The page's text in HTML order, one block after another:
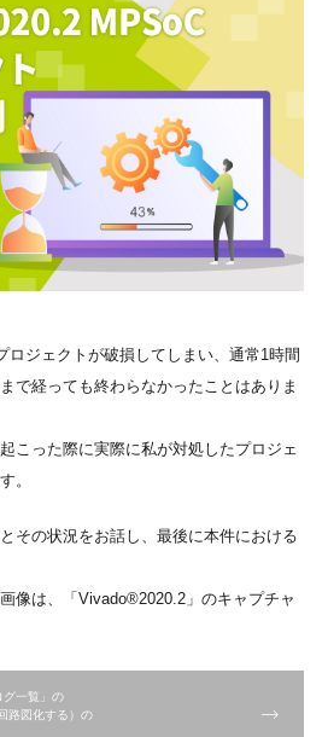
ジェクトが破損してしまい、通常1時間
で経っても終わらなかったことはありま
こった際に実際に私が対処したプロジェ
。
その状況をお話し、最後に本件における
像は、「Vivado®2020.2」のキャプチャ
グ一覧」の
路図化する）の